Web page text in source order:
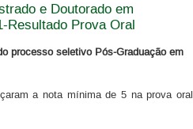
e Doutorado em
Resultado Prova Oral
processo seletivo Pós-Graduação em
a nota mínima de 5 na prova oral